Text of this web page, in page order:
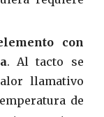
con
. Al tacto se
llamativo
de